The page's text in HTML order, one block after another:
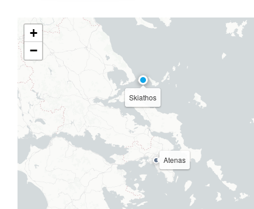
Skiathos
Atenas
+
−